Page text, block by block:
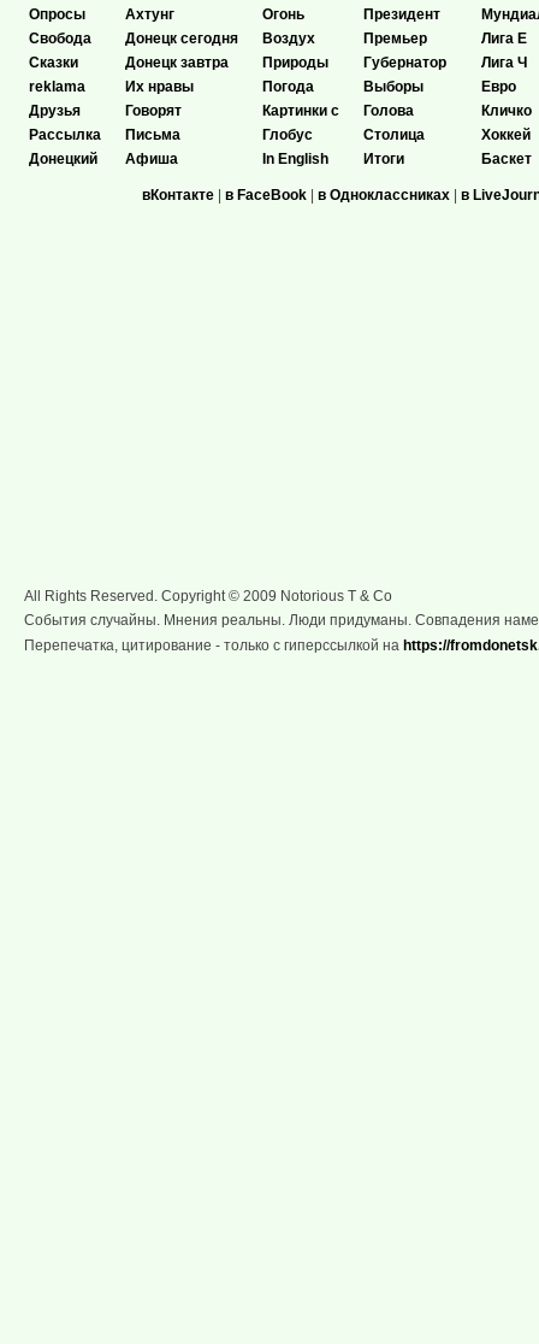
Опросы
Свобода
Сказки
reklama
Друзья
Рассылка
Донецкий
Ахтунг
Донецк сегодня
Донецк завтра
Их нравы
Говорят
Письма
Афиша
Огонь
Воздух
Природы
Погода
Картинки с
Глобус
In English
Президент
Премьер
Губернатор
Выборы
Голова
Столица
Итоги
Лига Е
Лига Ч
Евро
Кличко
Хоккей
Баскет
вКонтакте в FaceBook в Одноклассниках в
All Rights Reserved. Copyright © 2009 Notorious T & Co
События случайны. Мнения реальны. Люди придуманы. Совпадения
Перепечатка, цитирование - только с гиперссылкой на https://